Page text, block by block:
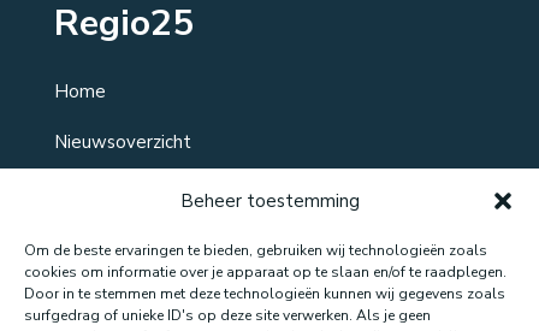
Beheer toestemming
Om de beste ervaringen te bieden, gebruiken wij technologieën zoals
cookies om informatie over je apparaat op te slaan en/of te raadplegen.
Door in te stemmen met deze technologieën kunnen wij gegevens zoals
surfgedrag of unieke ID's op deze site verwerken. Als je geen
Regio25
Home
Nieuwsoverzicht
Contact